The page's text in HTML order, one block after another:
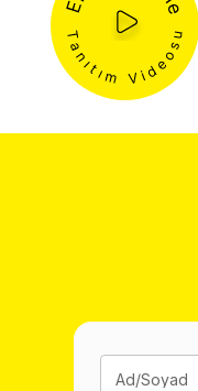
Ad/Soyad